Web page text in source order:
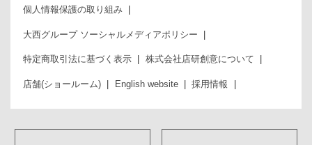
個人情報保護の取り組み
大西グループ ソーシャルメディアポリシー
特定商取引法に基づく表示 株式会社店研創意について
店舗(ショールーム) English website 採用情報